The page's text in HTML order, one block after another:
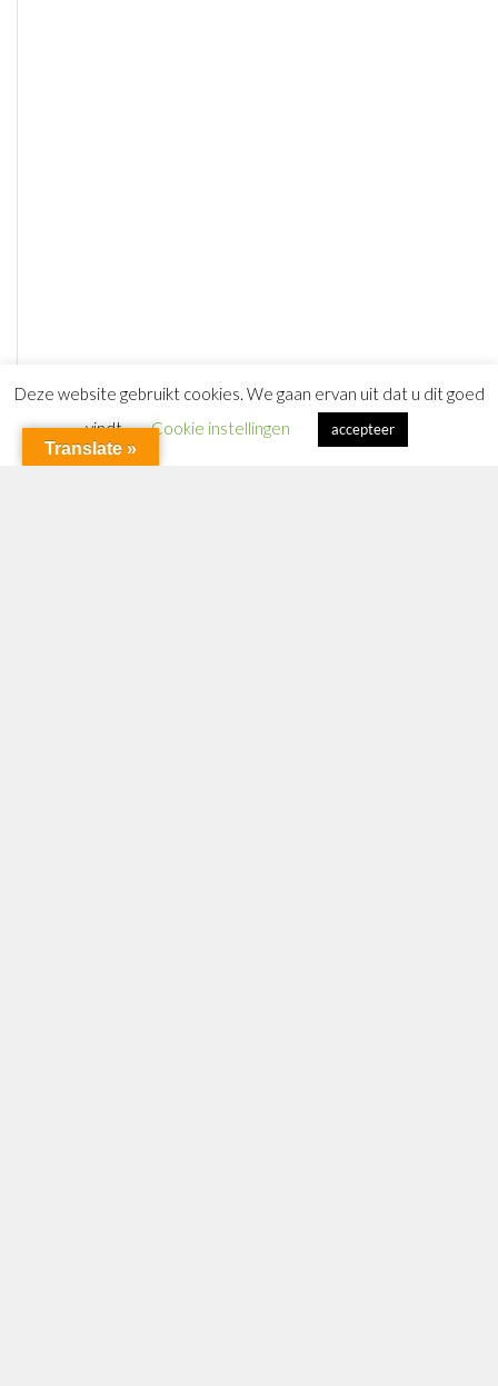
Deze website gebruikt cookies. We gaan ervan uit dat u dit goed
vindt.
Cookie instellingen accepteer
Translate »